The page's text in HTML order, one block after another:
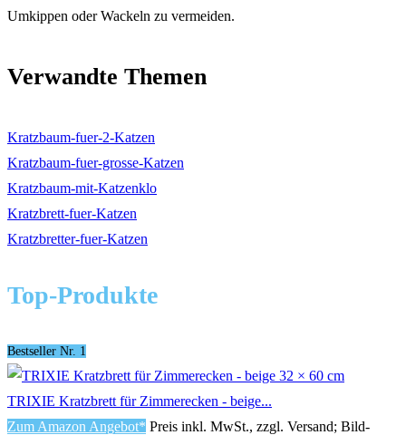
Umkippen oder Wackeln zu vermeiden.
Verwandte Themen
Kratzbaum-fuer-2-Katzen
Kratzbaum-fuer-grosse-Katzen
Kratzbaum-mit-Katzenklo
Kratzbrett-fuer-Katzen
Kratzbretter-fuer-Katzen
Top-Produkte
Bestseller Nr. 1
TRIXIE Kratzbrett für Zimmerecken - beige...
Zum Amazon Angebot* Preis inkl. MwSt., zzgl. Versand; Bild-